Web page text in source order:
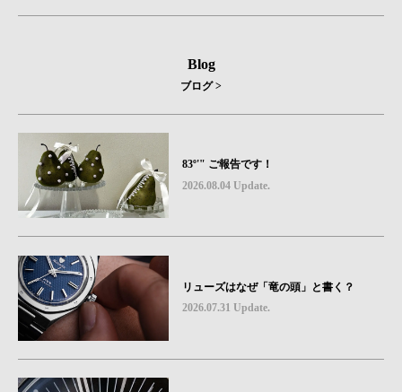
Blog
ブログ >
83º'" ご報告です！
2026.08.04 Update.
リューズはなぜ「竜の頭」と書く？
2026.07.31 Update.